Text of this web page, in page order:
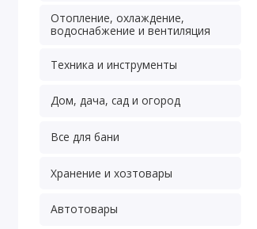
Отопление, охлаждение,
водоснабжение и вентиляция
Техника и инструменты
Дом, дача, сад и огород
Все для бани
Хранение и хозтовары
Автотовары